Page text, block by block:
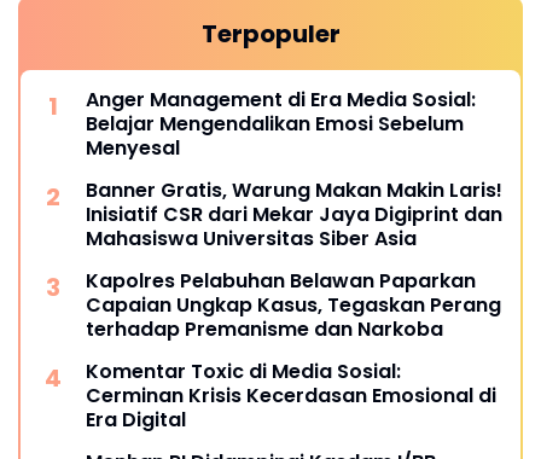
Terpopuler
Anger Management di Era Media Sosial:
Belajar Mengendalikan Emosi Sebelum
Menyesal
Banner Gratis, Warung Makan Makin Laris!
Inisiatif CSR dari Mekar Jaya Digiprint dan
Mahasiswa Universitas Siber Asia
Kapolres Pelabuhan Belawan Paparkan
Capaian Ungkap Kasus, Tegaskan Perang
terhadap Premanisme dan Narkoba
Komentar Toxic di Media Sosial:
Cerminan Krisis Kecerdasan Emosional di
Era Digital